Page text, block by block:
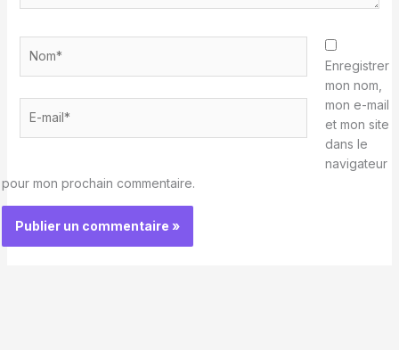
mail*
Enregistrer
mon nom,
mon e-mail
et mon site
dans le
navigateur
pour mon prochain commentaire.